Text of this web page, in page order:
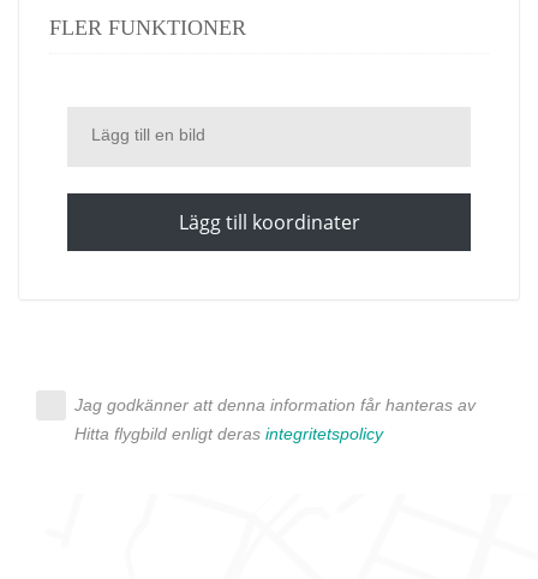
FLER FUNKTIONER
Lägg till en bild
Lägg till koordinater
Jag godkänner att denna information får hanteras av
Hitta flygbild enligt deras integritetspolicy